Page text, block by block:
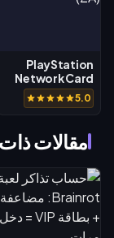
PlayStation
Network Card
(ZA)
5.0
مقالات